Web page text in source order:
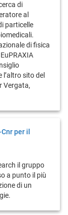
di
al
particelle
di fisica
sito del
Vergata,
per il
il gruppo
a punto il più
di un